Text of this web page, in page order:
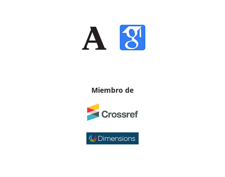
Miembro de